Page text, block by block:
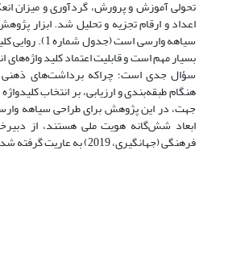
تحولی آموزش و پرورش، گردآوری و میزان
اعداد و ارقام تجزیه و تحلیل شد. ابزار
سیاهه وارسی است
بسیار مهم است و قابلیت اعتماد کلید
سؤال جدی است؛ چراکه برداشت‌های ذهنی
هنگام طبقه‌بندی و ارزیابی، بر انتخاب
جهت، در این پژوهش برای طراحی سیاهه
ابعاد شش‌گانه هویت ملی هستند، از
فرهنگی (جهانگیری، 2019) به عاریت گرفته شد.